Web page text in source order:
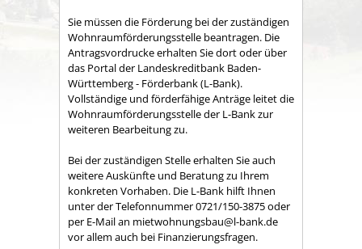
Sie müssen die Förderung bei der zuständigen
Wohnraumförderungsstelle beantragen. Die
Antragsvordrucke erhalten Sie dort oder über
das Portal der Landeskreditbank Baden-
Württemberg - Förderbank (L-Bank).
Vollständige und förderfähige Anträge leitet die
Wohnraumförderungsstelle der L-Bank zur
weiteren Bearbeitung zu.
Bei der zuständigen Stelle erhalten Sie auch
weitere Auskünfte und Beratung zu Ihrem
konkreten Vorhaben. Die L-Bank hilft Ihnen
unter der Telefonnummer 0721/150-3875 oder
per E-Mail an mietwohnungsbau@l-bank.de
vor allem auch bei Finanzierungsfragen.